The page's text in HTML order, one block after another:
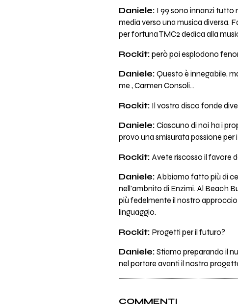
Daniele: I 99 sono innanzi tutto
media verso una musica diversa.
per fortuna TMC2 dedica alla
Rockit: però poi esplodono
Daniele: Questo è innegabile,
me , Carmen Consoli...
Rockit: Il vostro disco fonde
Daniele: Ciascuno di noi ha i
provo una smisurata passione per
Rockit: Avete riscosso il favore
Daniele: Abbiamo fatto più di
nell'ambnito di Enzimi. Al Beach
più fedelmente il nostro
linguaggio.
Rockit: Progetti per il futuro?
Daniele: Stiamo preparando il
nel portare avanti il nostro
COMMENTI